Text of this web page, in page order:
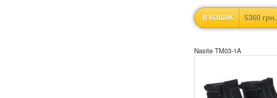
В КОШИК 5360 грн.
Nasite TM03-1A